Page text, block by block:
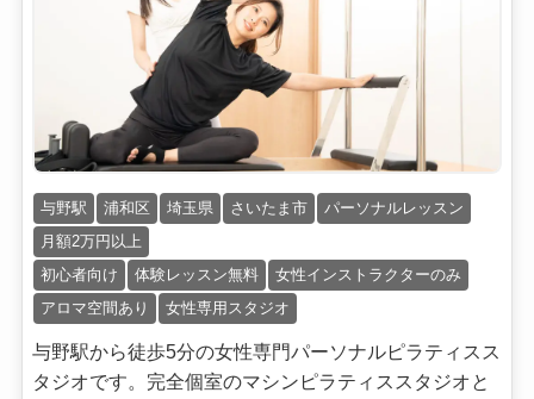
与野駅 浦和区 埼玉県 さいたま市
パーソナルレッスン
月額2万円以上
初心者向け
体験レッスン無料
女性インストラクターのみ
アロマ空間あり
女性専用スタジオ
与野駅から徒歩5分の女性専門パーソナルピラティスス
タジオです。完全個室のマシンピラティススタジオと